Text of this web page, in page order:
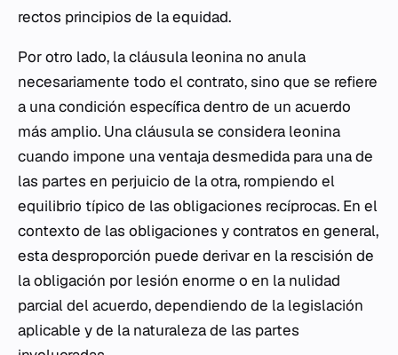
rectos principios de la equidad.
Por otro lado, la cláusula leonina no anula
necesariamente todo el contrato, sino que se refiere
a una condición específica dentro de un acuerdo
más amplio. Una cláusula se considera leonina
cuando impone una ventaja desmedida para una de
las partes en perjuicio de la otra, rompiendo el
equilibrio típico de las obligaciones recíprocas. En el
contexto de las obligaciones y contratos en general,
esta desproporción puede derivar en la rescisión de
la obligación por lesión enorme o en la nulidad
parcial del acuerdo, dependiendo de la legislación
aplicable y de la naturaleza de las partes